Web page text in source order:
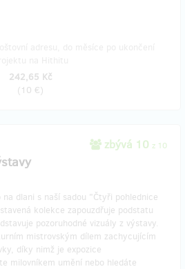
242,65 Kč
(10 €)
zbývá 10 z 10
dlani s naší sadou "Čtyři pohlednice
kolekce zapouzdřuje podstatu
pozoruhodné vizuály z výstavy.
mistrovským dílem zachycujícím
díky nimž je expozice
milovníkem umění nebo hledáte